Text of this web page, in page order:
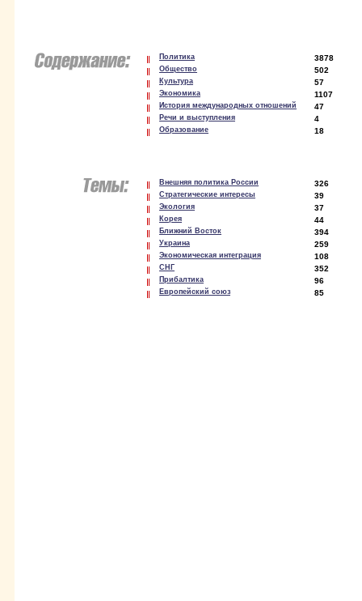
Политика 3878
Общество 502
Культура 57
Экономика 1107
История международных отношений 47
Речи и выступления 4
Образование 18
Внешняя политика России 326
Стратегические интересы 39
Экология 37
Корея 44
Ближний Восток 394
Украина 259
Экономическая интеграция 108
СНГ 352
Прибалтика 96
Европейский союз 85